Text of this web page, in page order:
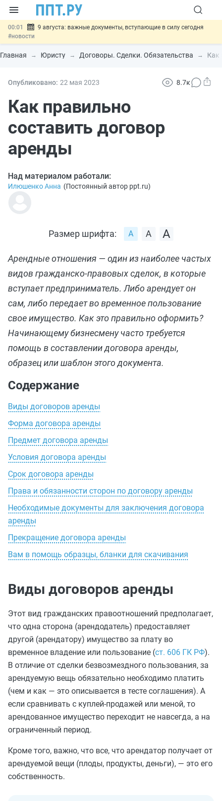
#новости
07.08 Подписан закон о блокировке продажи опасных товаров через
07.08
Дистанционную работу беременных пропишут в ТК РФ #новости
Госпошлину за устранение ошибок в документах предлагают
отменить#новости
отношений
#новости
Главная Юристу Договоры. Сделки. Обязательства Как
Опубликовано: 22 мая 2023 8.7к
Как правильно
составить договор
аренды
Над материалом работали:
Илюшенко Анна (Постоянный автор ppt.ru)
Размер шрифта:
Арендные отношения — один из наиболее частых
видов гражданско-правовых сделок, в которые
вступает предприниматель. Либо арендует он
сам, либо передает во временное пользование
свое имущество. Как это правильно оформить?
Начинающему бизнесмену часто требуется
помощь в составлении договора аренды,
образец или шаблон этого документа.
Содержание
Виды договоров аренды
Форма договора аренды
Предмет договора аренды
Условия договора аренды
Срок договора аренды
Права и обязанности сторон по договору аренды
Необходимые документы для заключения договора
аренды
Прекращение договора аренды
Вам в помощь образцы, бланки для скачивания
Виды договоров аренды
Этот вид гражданских правоотношений предполагает,
что одна сторона (арендодатель) предоставляет
другой (арендатору) имущество за плату во
временное владение или пользование (ст. 606 ГК РФ).
В отличие от сделки безвозмездного пользования, за
арендуемую вещь обязательно необходимо платить
(чем и как — это описывается в тесте соглашения). А
если сравнивать с куплей-продажей или меной, то
арендованное имущество переходит не навсегда, а на
ограниченный период.
Кроме того, важно, что все, что арендатор получает от
арендуемой вещи (плоды, продукты, деньги), — это его
собственность.